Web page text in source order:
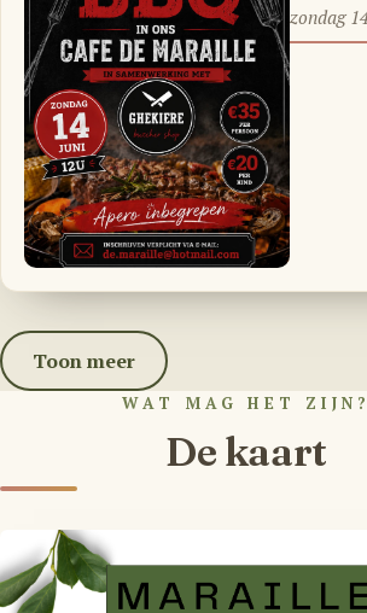
zondag
Toon meer
WAT MAG HET ZIJN?
De kaart